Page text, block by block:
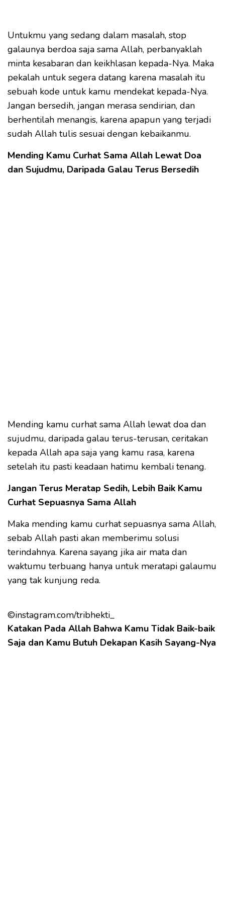
Untukmu yang sedang dalam masalah, stop
galaunya berdoa saja sama Allah, perbanyaklah
minta kesabaran dan keikhlasan kepada-Nya. Maka
pekalah untuk segera datang karena masalah itu
sebuah kode untuk kamu mendekat kepada-Nya.
Jangan bersedih, jangan merasa sendirian, dan
berhentilah menangis, karena apapun yang terjadi
sudah Allah tulis sesuai dengan kebaikanmu.
Mending Kamu Curhat Sama Allah Lewat Doa
dan Sujudmu, Daripada Galau Terus Bersedih
Mending kamu curhat sama Allah lewat doa dan
sujudmu, daripada galau terus-terusan, ceritakan
kepada Allah apa saja yang kamu rasa, karena
setelah itu pasti keadaan hatimu kembali tenang.
Jangan Terus Meratap Sedih, Lebih Baik Kamu
Curhat Sepuasnya Sama Allah
Maka mending kamu curhat sepuasnya sama Allah,
sebab Allah pasti akan memberimu solusi
terindahnya. Karena sayang jika air mata dan
waktumu terbuang hanya untuk meratapi galaumu
yang tak kunjung reda.
©instagram.com/tribhekti_
Katakan Pada Allah Bahwa Kamu Tidak Baik-baik
Saja dan Kamu Butuh Dekapan Kasih Sayang-Nya